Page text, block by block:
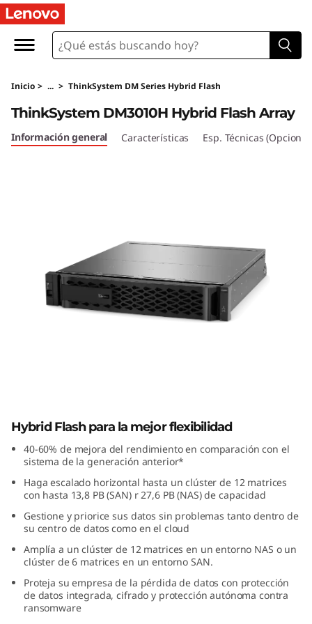
T
h
n
k
D
M
3
0
Inicio > ... > ThinkSystem DM Series Hybrid Flash
Array
ThinkSystem DM3010H Hybrid Flash Array
Información general Características Esp. Técnicas
Hybrid Flash para la mejor flexibilidad
40-60% de mejora del rendimiento en comparación con el
sistema de la generación anterior*
Haga escalado horizontal hasta un clúster de 12 matrices
con hasta 13,8 PB (SAN) r 27,6 PB (NAS) de capacidad
Gestione y priorice sus datos sin problemas tanto dentro de
su centro de datos como en el cloud
Amplía a un clúster de 12 matrices en un entorno NAS o un
clúster de 6 matrices en un entorno SAN.
Proteja su empresa de la pérdida de datos con protección
de datos integrada, cifrado y protección autónoma contra
ransomware